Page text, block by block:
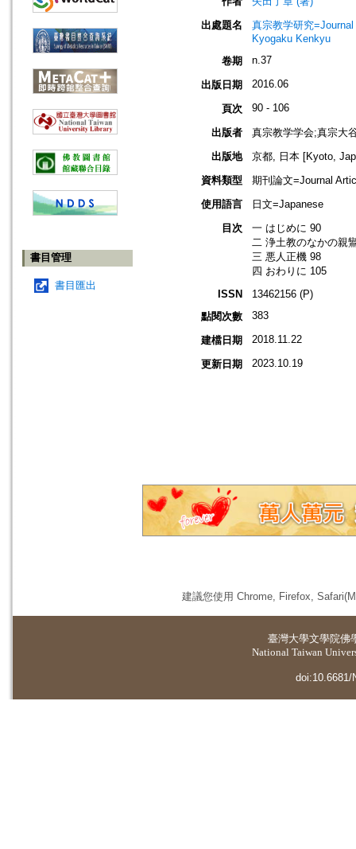
書目管理
書目匯出
出處題名
真宗教学研究
Kyogaku Kenkyu
卷期
n.37
出版日期 2016.06
頁次 90 - 106
出版者
真宗教学学会;真宗大
出版地
京都, 日本 [Kyoto,
資料類型
期刊論文=Journal
使用語言
日文=Japanese
目次
一 はじめに 90
二 浄土教のなかの親
三 悪人正機 98
四 おわりに 105
ISSN
13462156 (P)
點閱次數
383
建檔日期 2018.11.22
更新日期 2023.10.19
建議您使用 Chrome, Firefox,
臺灣大學文學院佛
National Taiwan
doi:10.6681/